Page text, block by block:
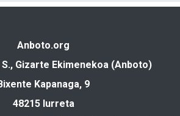
Anboto.org
Gizarte Ekimenekoa (Anboto)
Kapanaga, 9
48215 Iurreta